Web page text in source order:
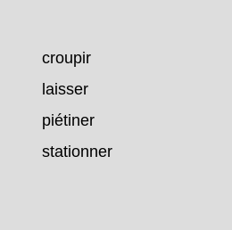
croupir
laisser
piétiner
stationner